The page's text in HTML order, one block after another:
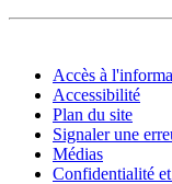
Accès à
Accessibilité
Plan du site
Signaler une
Médias
Confidentialité